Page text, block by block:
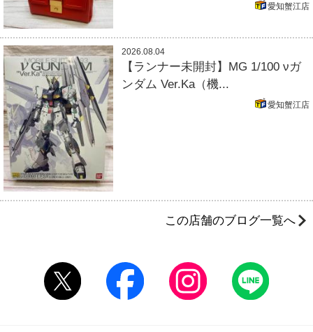
愛知蟹江店
2026.08.04
【ランナー未開封】MG 1/100 νガ
ンダム Ver.Ka（機...
愛知蟹江店
この店舗のブログ一覧へ